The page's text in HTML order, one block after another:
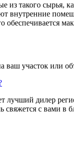
из такого сырья,
внутренние
обеспечивается
ваш участок или
лучший дилер
свяжется с вами в